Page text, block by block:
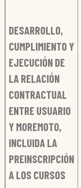
DESARROLLO,
CUMPLIMIENTO Y
EJECUCIÓN DE
LA RELACIÓN
CONTRACTUAL
ENTRE USUARIO
Y MOREMOTO,
INCLUIDA LA
PREINSCRIPCIÓN
A LOS CURSOS